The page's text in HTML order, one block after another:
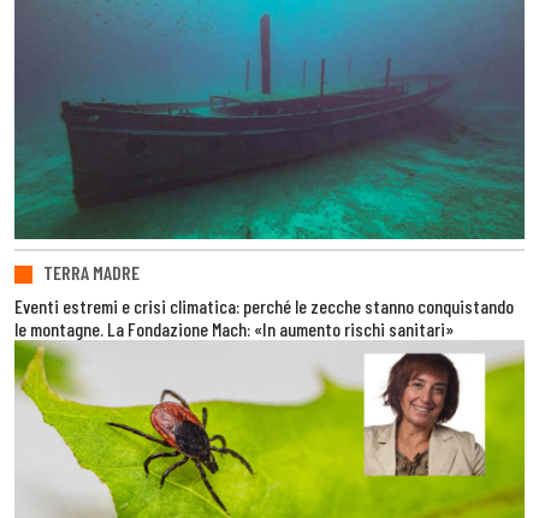
TERRA MADRE
Eventi estremi e crisi climatica: perché le zecche stanno conquistando
le montagne. La Fondazione Mach: «In aumento rischi sanitari»